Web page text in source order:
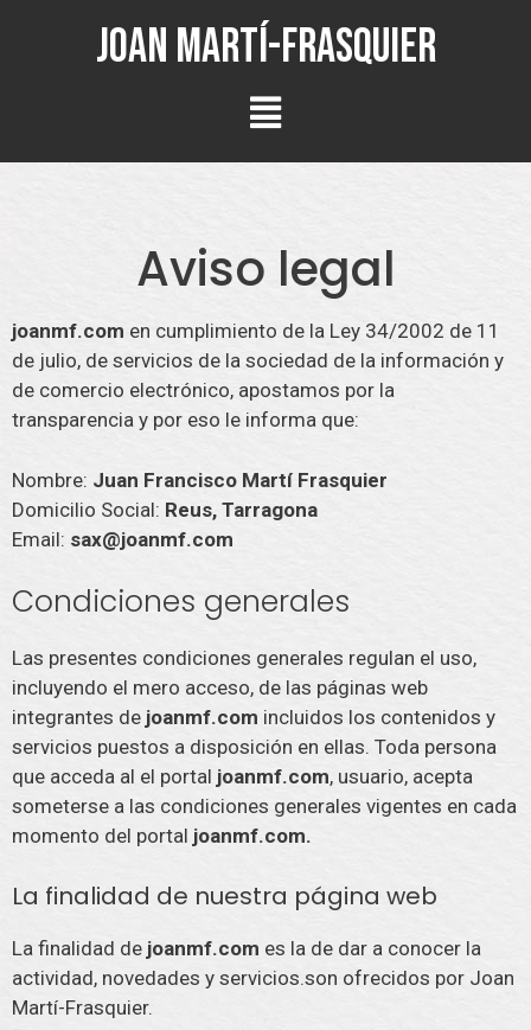
Joan Martí-Frasquier
Aviso legal
joanmf.com en cumplimiento de la Ley 34/2002 de 11
de julio, de servicios de la sociedad de la información y
de comercio electrónico, apostamos por la
transparencia y por eso le informa que:
Nombre: Juan Francisco Martí Frasquier
Domicilio Social: Reus, Tarragona
Email: sax@joanmf.com
Condiciones generales
Las presentes condiciones generales regulan el uso,
incluyendo el mero acceso, de las páginas web
integrantes de joanmf.com incluidos los contenidos y
servicios puestos a disposición en ellas. Toda persona
que acceda al el portal joanmf.com, usuario, acepta
someterse a las condiciones generales vigentes en cada
momento del portal joanmf.com.
La finalidad de nuestra página web
La finalidad de joanmf.com es la de dar a conocer la
actividad, novedades y servicios.son ofrecidos por Joan
Martí-Frasquier.